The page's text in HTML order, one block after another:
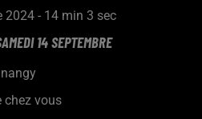
2024 - 14 min 3 sec
14 SEPTEMBRE
chez vous